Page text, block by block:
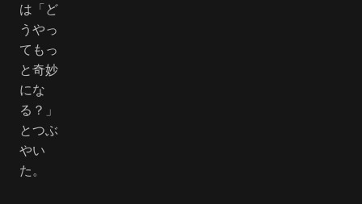
は「ど
うやっ
てもっ
と奇妙
にな
る？」
とつぶ
やい
た。